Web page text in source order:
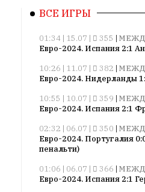
НАШИ
Тонкие
материалы
независимо
мыслящих.
обновляется
большим
трудом,
ВСЕ ИГРЫ
01:34 | 15.07 | 355 |
Евро-2024. Испания 2:1
10:26 | 11.07 |
382 |
Евро-2024. Нидерланды
10:55 | 10.07 |
359 |
Евро-2024. Испания 2:1
02:32 | 06.07 |
350 |
Евро-2024. Португалия
пенальти)
01:06 | 06.07 |
366 |
Евро-2024. Испания 2:1